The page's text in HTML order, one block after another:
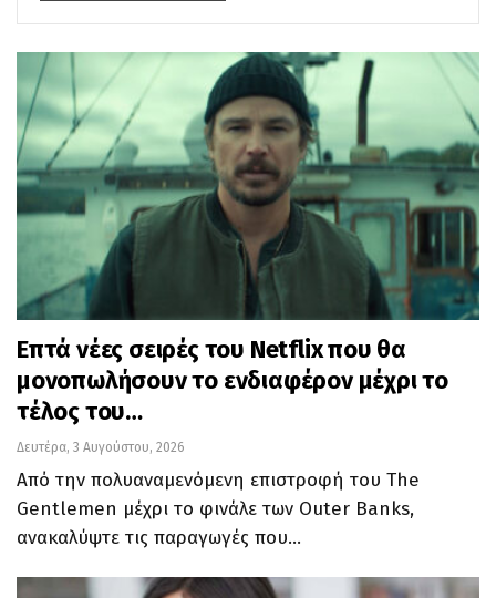
Επτά νέες σειρές του Netflix που θα
μονοπωλήσουν το ενδιαφέρον μέχρι το
τέλος του…
Δευτέρα, 3 Αυγούστου, 2026
Από την πολυαναμενόμενη επιστροφή του The
Gentlemen μέχρι το φινάλε των Outer Banks,
ανακαλύψτε τις παραγωγές που…